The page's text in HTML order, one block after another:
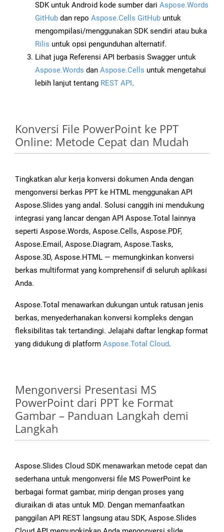
SDK untuk Android kode sumber dari Aspose.Words
GitHub dan repo Aspose.Cells GitHub untuk
mengompilasi/menggunakan SDK sendiri atau buka
Rilis untuk opsi pengunduhan alternatif.
Lihat juga Referensi API berbasis Swagger untuk
Aspose.Words dan Aspose.Cells untuk mengetahui
lebih lanjut tentang REST API.
Konversi File PowerPoint ke PPT
Online: Metode Cepat dan Mudah
Tingkatkan alur kerja konversi dokumen Anda dengan
mengonversi berkas PPT ke HTML menggunakan API
Aspose.Slides yang andal. Solusi canggih ini mendukung
integrasi yang lancar dengan API Aspose.Total lainnya
seperti Aspose.Words, Aspose.Cells, Aspose.PDF,
Aspose.Email, Aspose.Diagram, Aspose.Tasks,
Aspose.3D, Aspose.HTML — memungkinkan konversi
berkas multiformat yang komprehensif di seluruh aplikasi
Anda.
Aspose.Total menawarkan dukungan untuk ratusan jenis
berkas, menyederhanakan konversi kompleks dengan
fleksibilitas tak tertandingi. Jelajahi daftar lengkap format
yang didukung di platform Aspose.Total Cloud.
Mengonversi Presentasi MS
PowerPoint dari PPT ke Format
Gambar – Panduan Langkah demi
Langkah
Aspose.Slides Cloud SDK menawarkan metode cepat dan
sederhana untuk mengonversi file MS PowerPoint ke
berbagai format gambar, mirip dengan proses yang
diuraikan di atas untuk MD. Dengan memanfaatkan
panggilan API REST langsung atau SDK, Aspose.Slides